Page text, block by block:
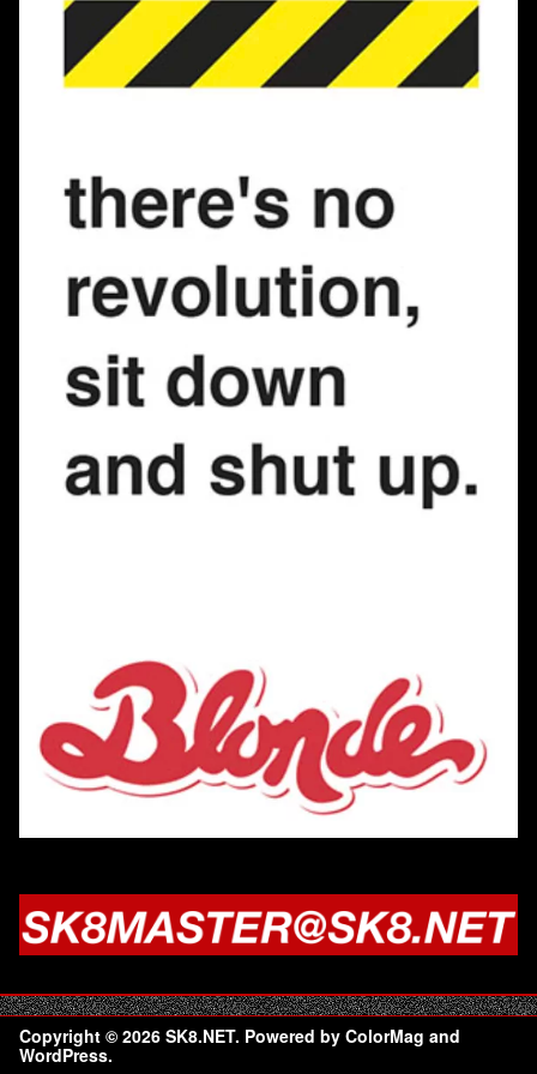
Copyright © 2026 SK8.NET. Powered by ColorMag and
WordPress.